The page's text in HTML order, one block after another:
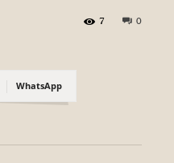
0
7
WhatsApp